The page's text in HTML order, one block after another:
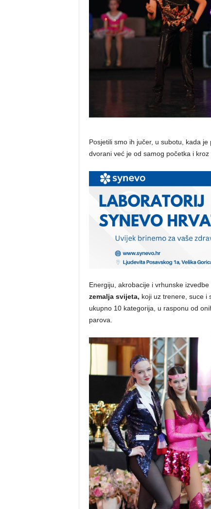
Posjetili smo ih jučer, u subotu, kada
dvorani već je od samog početka i
Energiju, akrobacije i vrhunske
zemalja svijeta, koji uz trenere, suce i
ukupno 10 kategorija, u rasponu od
parova.